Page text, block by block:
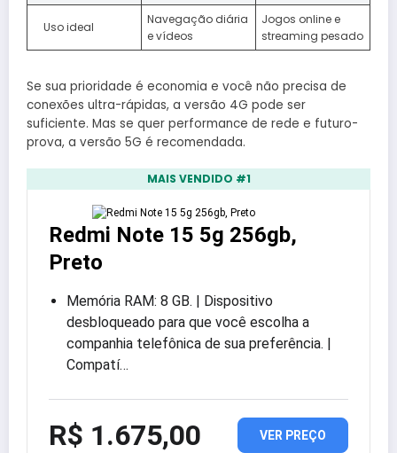
Uso ideal
Navegação diária
e vídeos
Jogos online e
streaming pesado
Se sua prioridade é economia e você não precisa de
conexões ultra-rápidas, a versão 4G pode ser
suficiente. Mas se quer performance de rede e futuro-
prova, a versão 5G é recomendada.
MAIS VENDIDO #1
Redmi Note 15 5g 256gb,
Preto
Memória RAM: 8 GB. | Dispositivo
desbloqueado para que você escolha a
companhia telefônica de sua preferência. |
Compatí…
R$ 1.675,00 VER PREÇO